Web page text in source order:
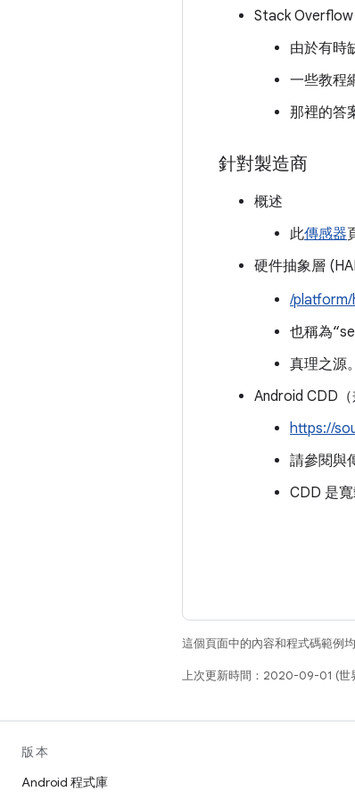
Stack
由於有時
一些教程
那裡的答
針對製造商
概述
此傳感器
硬件抽象層
/platform/
也稱為
真理之源
Android CDD（
https://
請參閱與
CDD 是
這個頁面中的內容和程式碼範例
上次更新時間：2020-09-01 (世
版本
Android 程式庫